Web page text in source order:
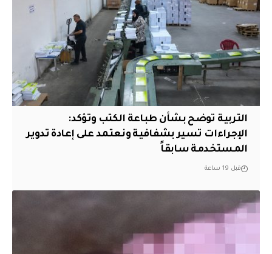
التربية توضح بشأن طباعة الكتب وتؤكد:
الإجراءات تسير بشفافية ونعتمد على إعادة تدوير
المستخدمة سابقاً
قبل 19 ساعة